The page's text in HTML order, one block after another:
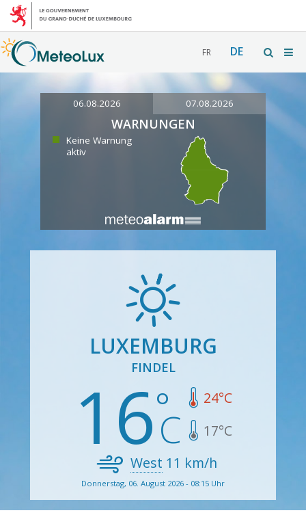
FR DE
06.08.2026 07.08.2026
WARNUNGEN
Keine Warnung
aktiv
LUXEMBURG
FINDEL
16 24°C
17°C
West 11 km/h
Donnerstag, 06. August 2026 - 08:15 Uhr